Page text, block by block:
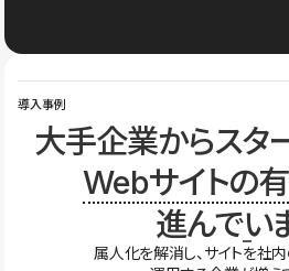
導入事例
大手企業からスタ
Webサイトの
進んでい
属人化を解消し、サイトを社